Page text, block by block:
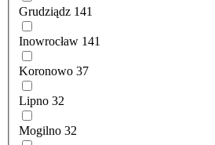
Grudziądz 141
Inowrocław 141
Koronowo 37
Lipno 32
Mogilno 32